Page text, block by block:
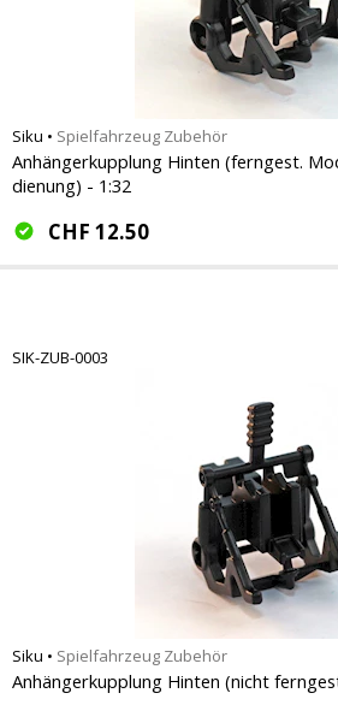
Siku • Spielfahrzeug Zubehör
Anhängerkupplung Hinten (ferngest.
dienung) - 1:32
CHF 12.50
SIK-ZUB-0003
Siku • Spielfahrzeug Zubehör
Anhängerkupplung Hinten (nicht